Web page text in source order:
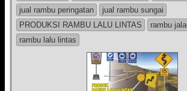
jual rambu peringatan
jual rambu sungai
PRODUKSI RAMBU LALU LINTAS
rambu
rambu lalu lintas